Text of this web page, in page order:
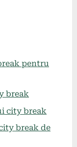
pentru
break
city break
break de